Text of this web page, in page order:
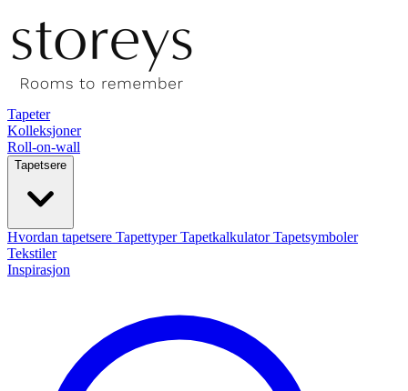
Tapeter
Kolleksjoner
Roll-on-wall
Tapetsere
Hvordan tapetsere TapettyperTapetkalkulatorTapetsymboler
Tekstiler
Inspirasjon